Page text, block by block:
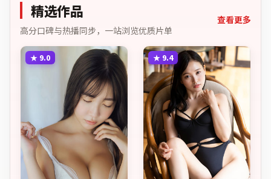
精选作品
高分口碑与热播同步，一站浏览优质片单
查看更多
★ 9.0 ★ 9.4